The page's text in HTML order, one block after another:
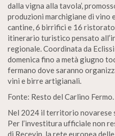
dalla vigna alla tavola’,
produzioni marchigiane di vino
cantine, 6 birrifici e 16
itinerario turistico pensato
regionale. Coordinata da
domenica fino a metà giugno
fermano dove saranno
vini e birre artigianali.
Fonte: Resto del Carlino Fermo.
Nel 2024 il territorio novarese
Per l’investitura ufficiale non
di Recevin, la rete europea